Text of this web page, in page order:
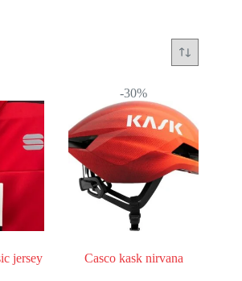
jersey
-30%
Casco kask nirvana